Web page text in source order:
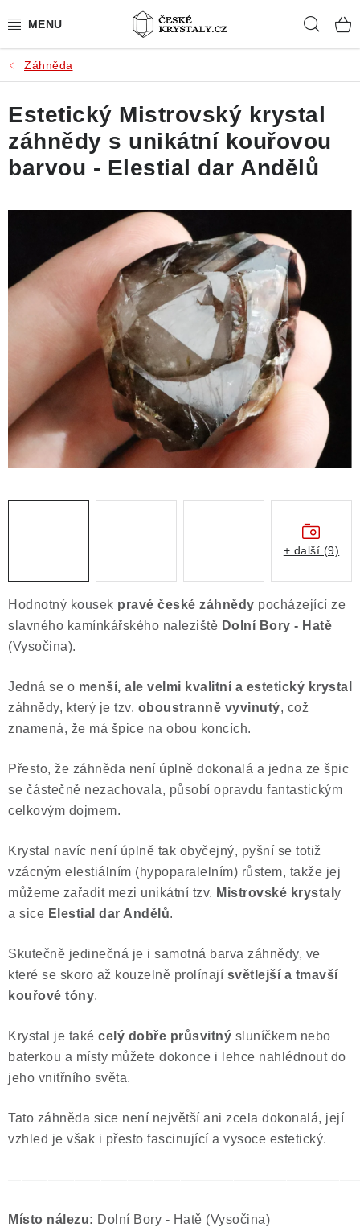
na
PŘÍRODNÍ KAMENY
BROUŠENÉ KAMENY
MISTROVSKÉ KRYSTALY
VIDEOGALERIE
Obchodní podmínky
Podmínky ochrany osobních údajů
Poučení o právu na odstoupení od smlouvy
Puncovní značky
Výkup minerálů a drahých kamenů
Kontakt
Záhněda
Hodnotný kousek pravé české záhnědy pocházející ze
slavného kamínkářského naleziště Dolní Bory - Hatě
(Vysočina).
Jedná se o menší, ale velmi kvalitní a estetický krystal
záhnědy, který je tzv. oboustranně vyvinutý, což
znamená, že má špice na obou koncích.
Přesto, že záhněda není úplně dokonalá a jedna ze špic
se částečně nezachovala, působí opravdu fantastickým
celkovým dojmem.
Krystal navíc není úplně tak obyčejný, pyšní se totiž
vzácným elestiálním (hypoparalelním) růstem, takže jej
můžeme zařadit mezi unikátní tzv. Mistrovské krystal y
a sice Elestial dar Andělů.
Skutečně jedinečná je i samotná barva záhnědy, ve
které se skoro až kouzelně prolínají světlejší a tmavší
kouřové tóny.
Krystal je také celý dobře průsvitný sluníčkem nebo
baterkou a místy můžete dokonce i lehce nahlédnout do
jeho vnitřního světa.
Tato záhněda sice není největší ani zcela dokonalá, její
vzhled je však i přesto fascinující a vysoce estetický.
Místo nálezu: Dolní Bory - Hatě (Vysočina)
Estetický Mistrovský krystal
záhnědy s unikátní kouřovou
barvou - Elestial dar Andělů
+ další (9)